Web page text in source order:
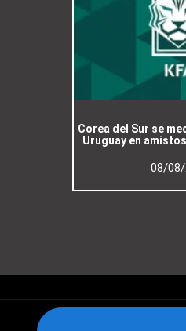
Corea del Sur se
Uruguay en
08/